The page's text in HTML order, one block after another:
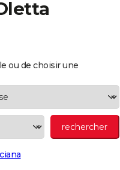
ou de choisir une